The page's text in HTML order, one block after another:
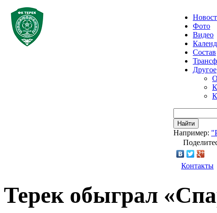
Фото
Видео
Состав
Другое
Найти
Например:
Контакты
Терек обыграл